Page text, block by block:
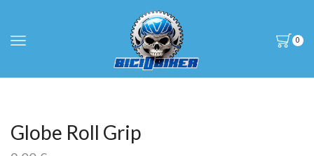
0
Globe Roll Grip